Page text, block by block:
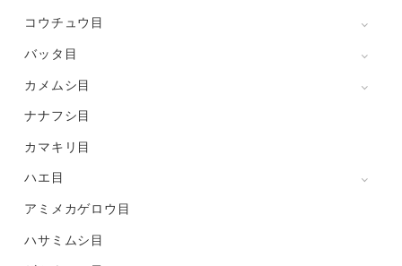
コウチュウ目
バッタ目
カメムシ目
ナナフシ目
カマキリ目
ハエ目
アミメカゲロウ目
ハサミムシ目